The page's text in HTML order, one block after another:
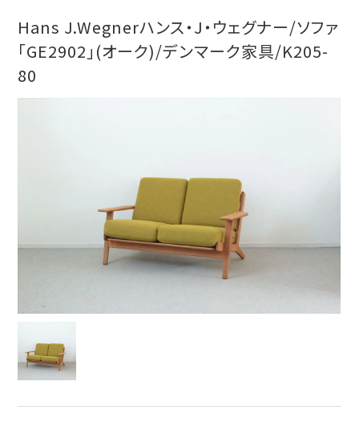
Hans J.Wegnerハンス・J・ウェグナー/ソファ
「GE2902」(オーク)/デンマーク家具/K205-
80